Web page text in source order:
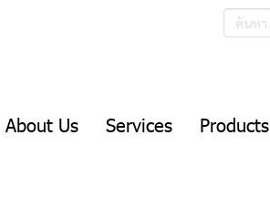
About Us Services Products